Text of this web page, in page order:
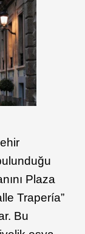
Plaza
Trapería”
Bu